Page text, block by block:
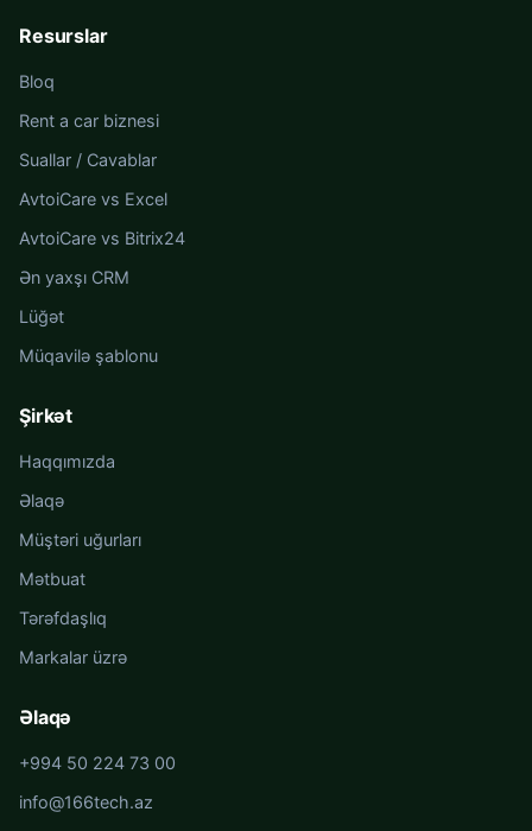
Resurslar
Bloq
Rent a car biznesi
Suallar / Cavablar
AvtoiCare vs Excel
AvtoiCare vs Bitrix24
Ən yaxşı CRM
Lüğət
Müqavilə şablonu
Şirkət
Haqqımızda
Əlaqə
Müştəri uğurları
Mətbuat
Tərəfdaşlıq
Markalar üzrə
Əlaqə
+994 50 224 73 00
info@166tech.az